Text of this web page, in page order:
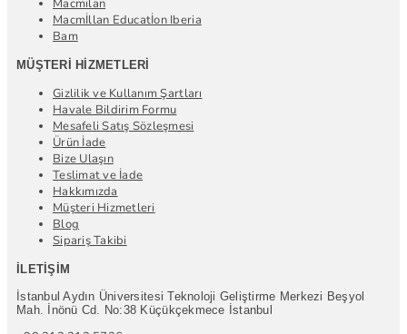
Macmİllan Educatİon Iberia
Bam
MÜŞTERI HIZMETLERI
Gizlilik ve Kullanım Şartları
Havale Bildirim Formu
Mesafeli Satış Sözleşmesi
Ürün İade
Bize Ulaşın
Teslimat ve İade
Hakkımızda
Müşteri Hizmetleri
Blog
Sipariş Takibi
İLETIŞIM
İstanbul Aydın Üniversitesi Teknoloji Geliştirme Merkezi Beşyol
Mah. İnönü Cd. No:38 Küçükçekmece İstanbul